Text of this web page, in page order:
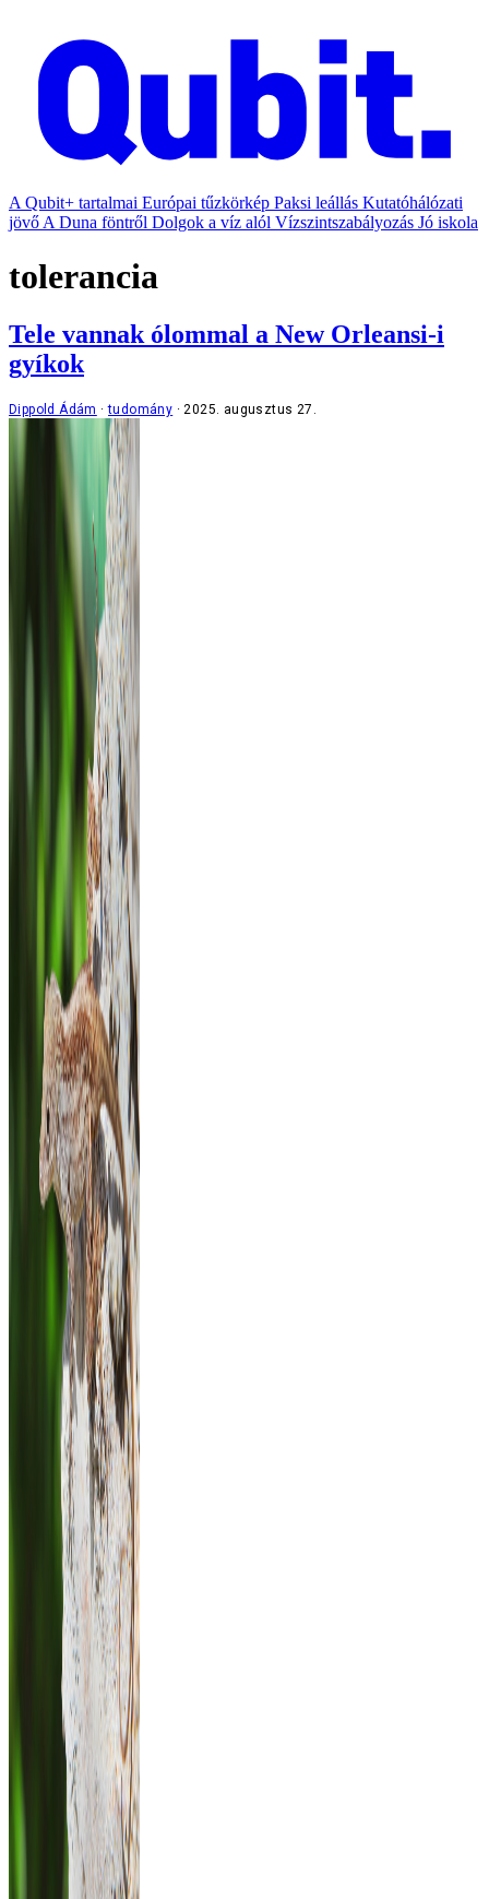
A Qubit+ tartalmai Európai tűzkörkép Paksi leállás Kutatóhálózati
jövő A Duna föntről Dolgok a víz alól Vízszintszabályozás Jó iskola
tolerancia
Tele vannak ólommal a New Orleansi-i
gyíkok
Dippold Ádám tudomány 2025. augusztus 27.